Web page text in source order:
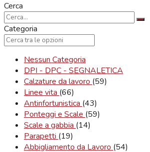
Cerca
Categoria
Nessun Categoria
DPI - DPC - SEGNALETICA
Calzature da lavoro (59)
Linee vita (66)
Antinfortunistica (43)
Ponteggi e Scale (59)
Scale a gabbia (14)
Parapetti (19)
Abbigliamento da Lavoro (54)